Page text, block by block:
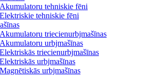
Akumulatoru tehniskie fēni
Elektriskie tehniskie fēni
Akumulatoru triecienurbjmašīnas
Akumulatoru urbjmašīnas
Elektriskās triecienurbjmašīnas
Elektriskās urbjmašīnas
Magnētiskās urbjmašīnas